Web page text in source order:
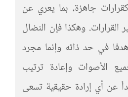
جاهزة، بما يعري عن
وهكذا فإن النضال
في حد ذاته وإنما مجرد
الأصوات وإعادة ترتيب
عن أي إرادة حقيقية تسعى